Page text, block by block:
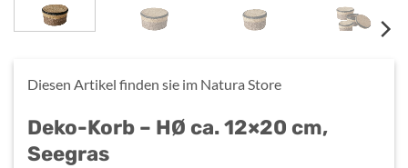
Diesen Artikel finden sie im Natura Store
Deko-Korb – HØ ca. 12×20 cm,
Seegras